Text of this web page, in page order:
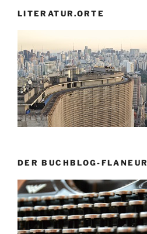
LITERATUR.ORTE
DER BUCHBLOG-FLANEUR